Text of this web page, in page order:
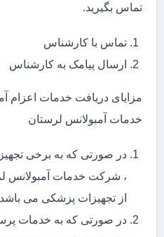
تماس بگیرید.
تماس با کارشناس
ارسال پیامک به کارشناس
مزایای دریافت خدمات اعزام
خدمات آمبولانس لرستان
در صورتی که به برخی
، شرکت خدمات آمبولانس
از تجهیزات پزشکی می
در صورتی که به خدمات